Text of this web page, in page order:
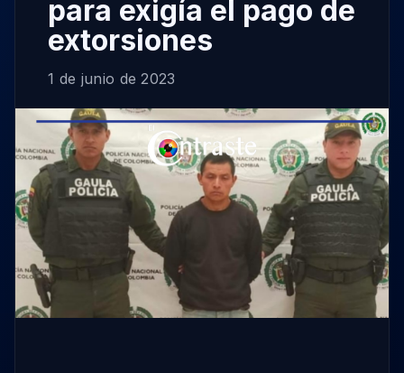
para exigía el pago de
extorsiones
1 de junio de 2023